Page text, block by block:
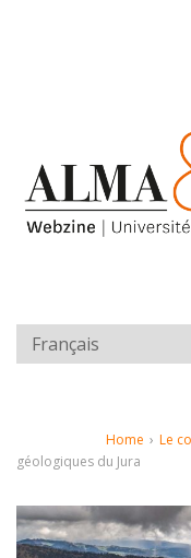
Home › Le
géologiques du Jura